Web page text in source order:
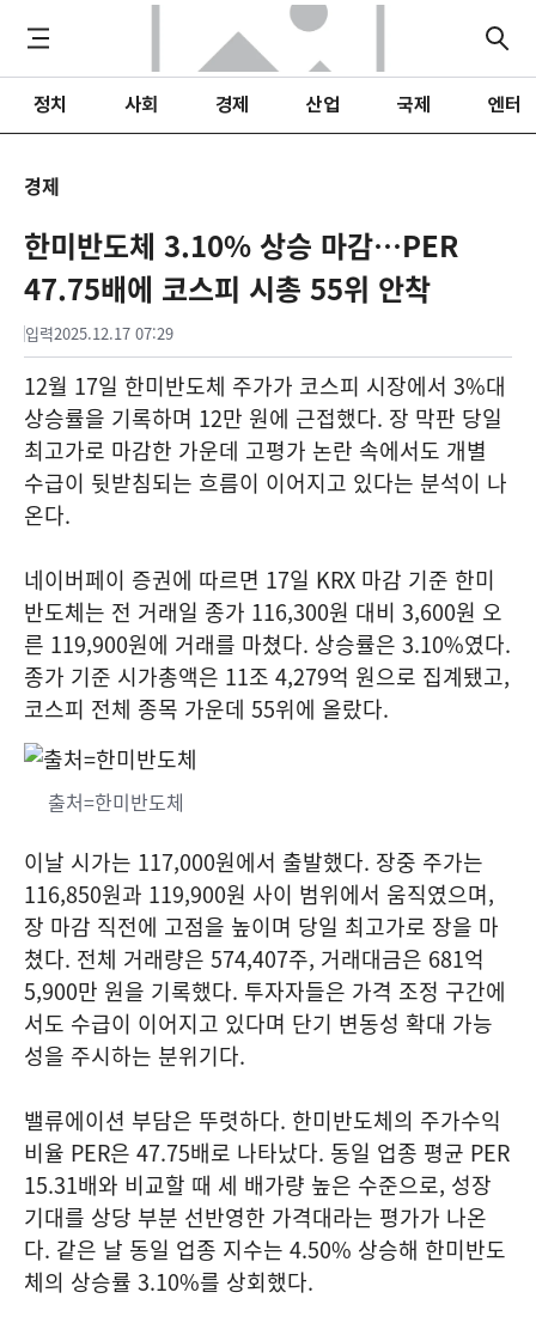
정치 사회 경제 산업 국제 엔터
경제
한미반도체 3.10% 상승 마감…PER
47.75배에 코스피 시총 55위 안착
입력2025.12.17 07:29
12월 17일 한미반도체 주가가 코스피 시장에서 3%대
상승률을 기록하며 12만 원에 근접했다. 장 막판 당일
최고가로 마감한 가운데 고평가 논란 속에서도 개별
수급이 뒷받침되는 흐름이 이어지고 있다는 분석이 나
온다.
네이버페이 증권에 따르면 17일 KRX 마감 기준 한미
반도체는 전 거래일 종가 116,300원 대비 3,600원 오
른 119,900원에 거래를 마쳤다. 상승률은 3.10%였다.
종가 기준 시가총액은 11조 4,279억 원으로 집계됐고,
코스피 전체 종목 가운데 55위에 올랐다.
출처=한미반도체
이날 시가는 117,000원에서 출발했다. 장중 주가는
116,850원과 119,900원 사이 범위에서 움직였으며,
장 마감 직전에 고점을 높이며 당일 최고가로 장을 마
쳤다. 전체 거래량은 574,407주, 거래대금은 681억
5,900만 원을 기록했다. 투자자들은 가격 조정 구간에
서도 수급이 이어지고 있다며 단기 변동성 확대 가능
성을 주시하는 분위기다.
밸류에이션 부담은 뚜렷하다. 한미반도체의 주가수익
비율 PER은 47.75배로 나타났다. 동일 업종 평균 PER
15.31배와 비교할 때 세 배가량 높은 수준으로, 성장
기대를 상당 부분 선반영한 가격대라는 평가가 나온
다. 같은 날 동일 업종 지수는 4.50% 상승해 한미반도
체의 상승률 3.10%를 상회했다.